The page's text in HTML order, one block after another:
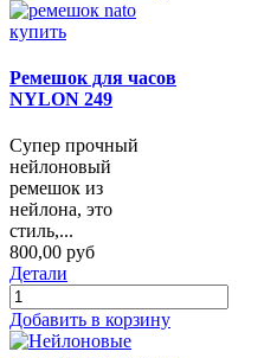
Ремешок для часов
NYLON 249
Супер прочный
нейлоновый
ремешок из
нейлона, это
стиль,...
800,00 руб
Детали
Добавить в корзину